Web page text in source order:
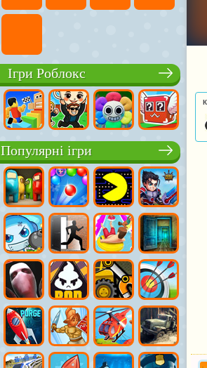
Ігри Роблокс
Популярні ігри